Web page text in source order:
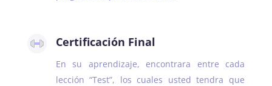
Certificación Final
En su aprendizaje, encontrara entre cada
lección “Test”, los cuales usted tendra que